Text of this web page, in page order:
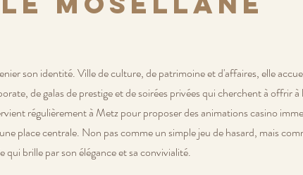
son identité. Ville de culture, de patrimoine et d'affaires, elle
de galas de prestige et de soirées privées qui cherchent à offrir à
régulièrement à Metz pour proposer des animations casino
place centrale. Non pas comme un simple jeu de hasard, mais
brille par son élégance et sa convivialité.